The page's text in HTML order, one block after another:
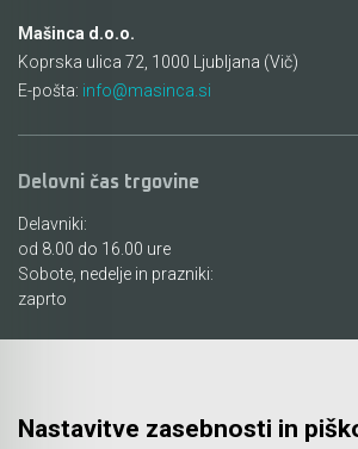
Mašinca d.o.o.
Koprska ulica 72, 1000 Ljubljana (Vič)
E-pošta: info@masinca.si
Delovni čas trgovine
Delavniki:
od 8.00 do 16.00 ure
Sobote, nedelje in prazniki:
zaprto
O podjetju
Nastavitve zasebnosti in
Akumulatorski sesalniki
Akumulatorski enoročni rezkalniki
Akumulatorski rezalniki za beton, ploščice
steklo
Akumulatorske stabilne kotne žage
Industrijski feni in lepilne pištole
Žebljalniki in spenjalniki
Brusilniki za beton
Brusilniki za zidove